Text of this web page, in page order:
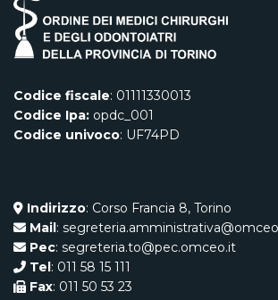
Codice fiscale: 01111330013
Codice Ipa: opdc_001
Codice univoco: UF74PD
Indirizzo: Corso Francia 8, Torino
Mail:
Pec: segreteria.to@pec.omceo.it
Tel: 011 58 15 111
Fax: 011 50 53 23